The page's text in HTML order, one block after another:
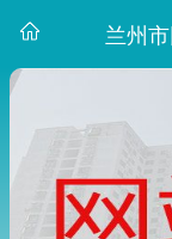
兰州